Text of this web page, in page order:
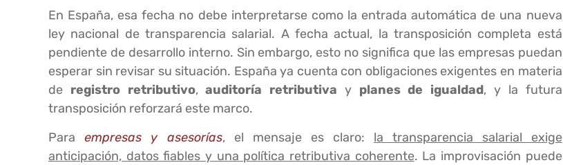
En España, esa fecha no debe interpretarse como la entrada automática de una nueva
ley nacional de transparencia salarial. A fecha actual, la transposición completa está
pendiente de desarrollo interno. Sin embargo, esto no significa que las empresas puedan
esperar sin revisar su situación. España ya cuenta con obligaciones exigentes en materia
de registro retributivo,auditoría retributiva y planes de igualdad, y la futura
transposición reforzará este marco.
Para empresas y asesorías, el mensaje es claro: la transparencia salarial exige
anticipación, datos fiables y una política retributiva coherente. La improvisación puede